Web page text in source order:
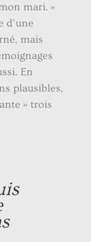
mari. »
d’une
mais
En
plausibles,
» trois